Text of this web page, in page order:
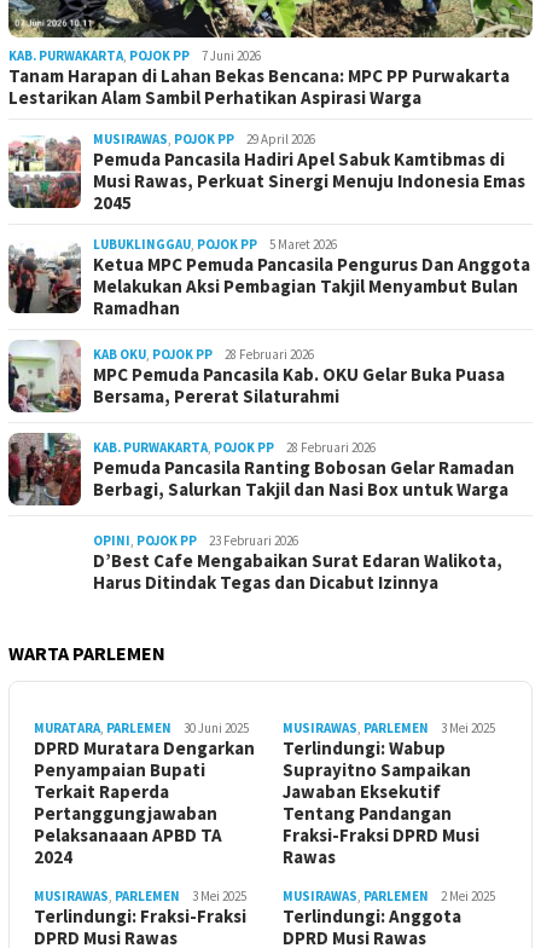
KAB. PURWAKARTA, POJOK PP 7 Juni 2026
Tanam Harapan di Lahan Bekas Bencana: MPC PP Purwakarta
Lestarikan Alam Sambil Perhatikan Aspirasi Warga
MUSIRAWAS, POJOK PP 29 April 2026
Pemuda Pancasila Hadiri Apel Sabuk Kamtibmas di
Musi Rawas, Perkuat Sinergi Menuju Indonesia Emas
2045
LUBUKLINGGAU, POJOK PP 5 Maret 2026
Ketua MPC Pemuda Pancasila Pengurus Dan Anggota
Melakukan Aksi Pembagian Takjil Menyambut Bulan
Ramadhan
KAB OKU, POJOK PP 28 Februari 2026
MPC Pemuda Pancasila Kab. OKU Gelar Buka Puasa
Bersama, Pererat Silaturahmi
KAB. PURWAKARTA, POJOK PP 28 Februari 2026
Pemuda Pancasila Ranting Bobosan Gelar Ramadan
Berbagi, Salurkan Takjil dan Nasi Box untuk Warga
OPINI, POJOK PP 23 Februari 2026
D’Best Cafe Mengabaikan Surat Edaran Walikota,
Harus Ditindak Tegas dan Dicabut Izinnya
WARTA PARLEMEN
MURATARA, PARLEMEN 30 Juni 2025
DPRD Muratara Dengarkan
Penyampaian Bupati
Terkait Raperda
Pertanggungjawaban
Pelaksanaaan APBD TA
2024
MUSIRAWAS, PARLEMEN 3 Mei 2025
Terlindungi: Wabup
Suprayitno Sampaikan
Jawaban Eksekutif
Tentang Pandangan
Fraksi-Fraksi DPRD Musi
Rawas
MUSIRAWAS, PARLEMEN 3 Mei 2025
Terlindungi: Fraksi-Fraksi
DPRD Musi Rawas
MUSIRAWAS, PARLEMEN 2 Mei 2025
Terlindungi: Anggota
DPRD Musi Rawas